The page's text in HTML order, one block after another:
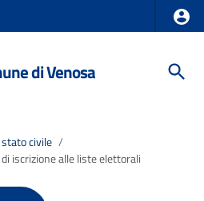
di Venosa
civile /
iscrizione alle liste elettorali